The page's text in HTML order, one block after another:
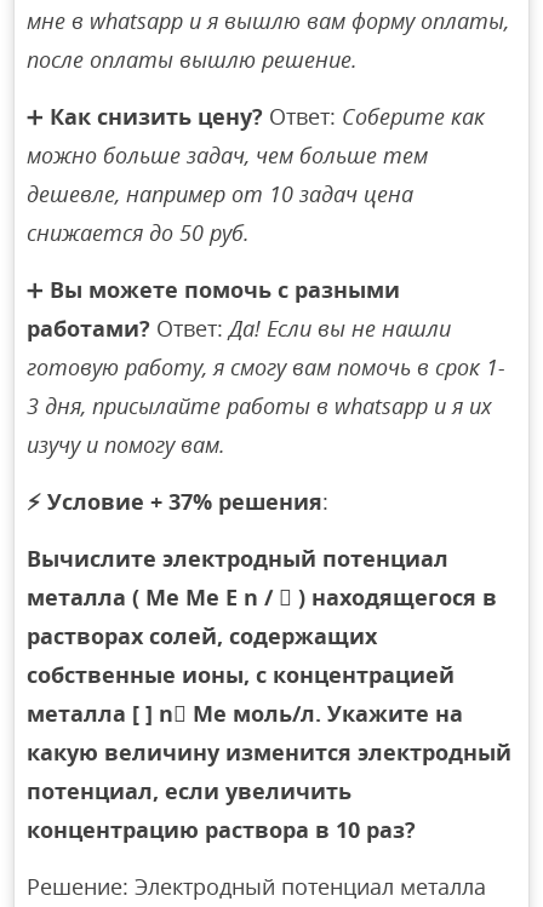
мне в whatsapp и я вышлю вам форму оплаты,
после оплаты вышлю решение.
➕ Как снизить цену? Ответ: Соберите как
можно больше задач, чем больше тем
дешевле, например от 10 задач цена
снижается до 50 руб.
➕ Вы можете помочь с разными
работами? Ответ:Да! Если вы не нашли
готовую работу, я смогу вам помочь в срок 1-
3 дня, присылайте работы в whatsapp и я их
изучу и помогу вам.
⚡ Условие + 37% решения:
Вычислите электродный потенциал
металла ( Me Me E n /  ) находящегося в
растворах солей, содержащих
собственные ионы, с концентрацией
металла [ ] n Me моль/л. Укажите на
какую величину изменится электродный
потенциал, если увеличить
концентрацию раствора в 10 раз?
Решение: Электродный потенциал металла